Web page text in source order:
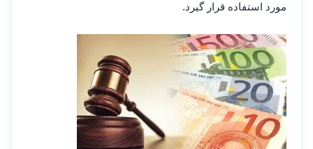
مورد استفاده قرار گیرد.